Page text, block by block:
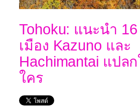
Tohoku: แนะนำ
เมือง Kazuno และ
Hachimantai แปล
ใคร